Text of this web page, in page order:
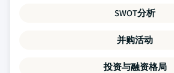
SWOT分析
并购活动
投资与融资格局